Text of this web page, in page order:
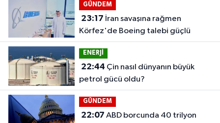
GÜNDEM
23:17
Körfez'de Boeing talebi güçlü
ENERJİ
22:44
petrol gücü oldu?
GÜNDEM
22:07